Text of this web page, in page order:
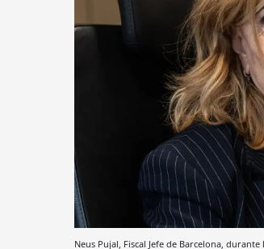
Neus Pujal, Fiscal Jefe de Barcelona,